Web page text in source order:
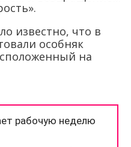
известно, что в
особняк
на